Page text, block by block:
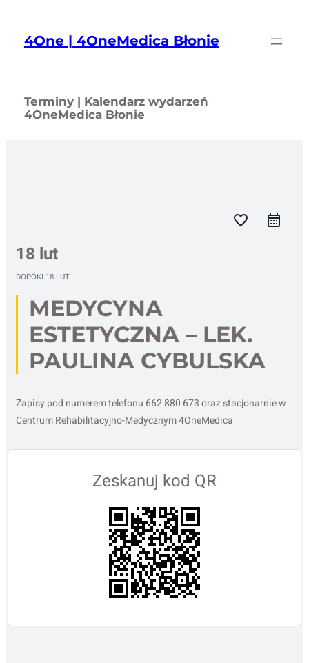
treści4One | 4OneMedica Błonie
Terminy | Kalendarz wydarzeń
4OneMedica Błonie
favorite_border
18 lut
DOPÓKI 18 LUT
MEDYCYNA
ESTETYCZNA – LEK.
PAULINA CYBULSKA
Zapisy pod numerem telefonu 662 880 673 oraz stacjonarnie w
Centrum Rehabilitacyjno-Medycznym 4OneMedica
Zeskanuj kod QR